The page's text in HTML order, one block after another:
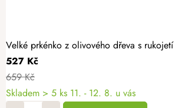
Velké prkénko z olivového dřeva s rukojetí
527 Kč
659 Kč
Skladem > 5 ks 11. - 12. 8. u vás